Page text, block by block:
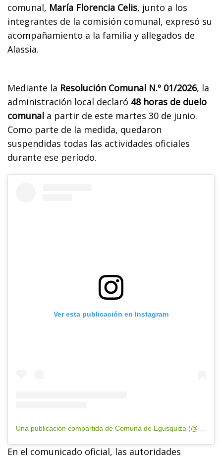
comunal, María Florencia Celis, junto a los
integrantes de la comisión comunal, expresó su
acompañamiento a la familia y allegados de
Alassia.
Mediante la Resolución Comunal N.º 01/2026, la
administración local declaró 48 horas de duelo
comunal a partir de este martes 30 de junio.
Como parte de la medida, quedaron
suspendidas todas las actividades oficiales
durante ese período.
Ver esta publicación en Instagram
Una publicación compartida de Comuna de Egusquiza (@comuna.egusquiza)
En el comunicado oficial, las autoridades